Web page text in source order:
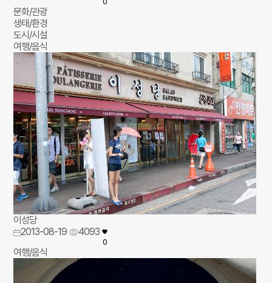
문화/관광
생태/환경
도시/시설
여행/음식
이성당
2013-08-19
4093
0
여행/음식